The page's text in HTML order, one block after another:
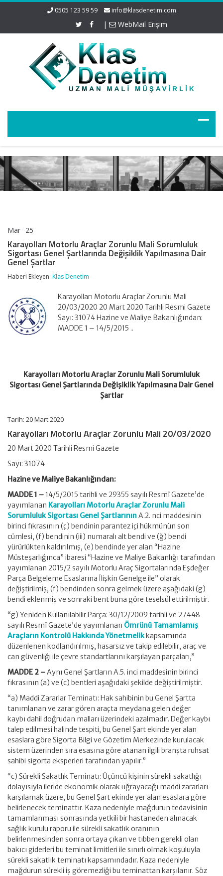
0505 123 59 59 info@klasdenetim.com
| WebMail Erişim
Mar 25
Araçlar
Zorunlu
Mali
Sorumluluk
Sigortası
Şartlarında
Değişiklik
Yapılmasına
Dair
Genel
Karayolları Motorlu Araçlar Zorunlu Mali Sorumluluk
Sigortası Genel Şartlarında Değişiklik Yapılmasına Dair
Genel Şartlar
Haberi Ekleyen: Klas Denetim
Karayolları Motorlu Araçlar Zorunlu Mali
20/03/2020 20 Mart 2020 Tarihli Resmi Gazete
Sayı: 31074 Hazine ve Maliye Bakanlığından:
MADDE 1 – 14/5/2015 ..
Karayolları Motorlu Araçlar Zorunlu Mali Sorumluluk
Sigortası Genel Şartlarında Değişiklik Yapılmasına Dair Genel
Şartlar
Tarih: 20 Mart 2020
Karayolları Motorlu Araçlar Zorunlu Mali 20/03/2020
20 Mart 2020 Tarihli Resmi Gazete
Sayı: 31074
Hazine ve Maliye Bakanlığından:
MADDE 1 – 14/5/2015 tarihli ve 29355 sayılı Resmî Gazete’de
yayımlanan Karayolları Motorlu Araçlar Zorunlu Mali
Sorumluluk Sigortası Genel ŞartlarınınA.2. nci maddesinin
birinci fıkrasının (ç) bendinin parantez içi hükmünün son
cümlesi, (f) bendinin (iii) numaralı alt bendi ve (ğ) bendi
yürürlükten kaldırılmış, (e) bendinde yer alan “Hazine
Müsteşarlığınca” ibaresi “Hazine ve Maliye Bakanlığı tarafından
yayımlanan 2015/2 sayılı Motorlu Araç Sigortalarında Eşdeğer
Parça Belgeleme Esaslarına İlişkin Genelge ile” olarak
değiştirilmiş, (f) bendinden sonra gelmek üzere aşağıdaki (g)
bendi eklenmiş ve sonraki bent buna göre teselsül ettirilmiştir.
“g) Yeniden Kullanılabilir Parça: 30/12/2009 tarihli ve 27448
sayılı Resmî Gazete’de yayımlanan Ömrünü Tamamlamış
Araçların Kontrolü Hakkında Yönetmelikkapsamında
düzenlenen kodlandırılmış, hasarsız ve takip edilebilir, araç ve
can güvenliği ile çevre standartlarını karşılayan parçaları,”
MADDE 2 –Aynı Genel Şartların A.5. inci maddesinin birinci
fıkrasının (a) ve (c) bentleri aşağıdaki şekilde değiştirilmiştir.
“a) Maddi Zararlar Teminatı: Hak sahibinin bu Genel Şartta
tanımlanan ve zarar gören araçta meydana gelen değer
kaybı dahil doğrudan malları üzerindeki azalmadır. Değer kaybı
talep edilmesi halinde tespiti, bu Genel Şart ekinde yer alan
esaslara göre Sigorta Bilgi ve Gözetim Merkezinde kurulacak
sistem üzerinden sıra esasına göre atanan ilgili branşta ruhsat
sahibi sigorta eksperleri tarafından yapılır.”
“c) Sürekli Sakatlık Teminatı: Üçüncü kişinin sürekli sakatlığı
dolayısıyla ileride ekonomik olarak uğrayacağı maddi zararları
karşılamak üzere, bu Genel Şart ekinde yer alan esaslara göre
belirlenecek teminattır. Kaza nedeniyle mağdurun tedavisinin
tamamlanması sonrasında yetkili bir hastaneden alınacak
sağlık kurulu raporu ile sürekli sakatlık oranının
belirlenmesinden sonra ortaya çıkan ve tıbben gerekli olan
bakıcı giderleri bu teminat limitleri ile sınırlı olmak koşuluyla
sürekli sakatlık teminatı kapsamındadır. Kaza nedeniyle
mağdurun sürekli iş göremezliği bu teminattan karşılanır. Söz